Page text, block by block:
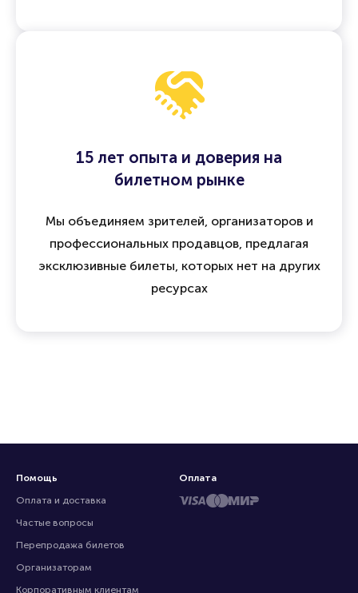
15 лет опыта и доверия на
билетном рынке
Мы объединяем зрителей, организаторов и
профессиональных продавцов, предлагая
эксклюзивные билеты, которых нет на других
ресурсах
Помощь
Оплата и доставка
Частые вопросы
Перепродажа билетов
Организаторам
Корпоративным клиентам
Оплата